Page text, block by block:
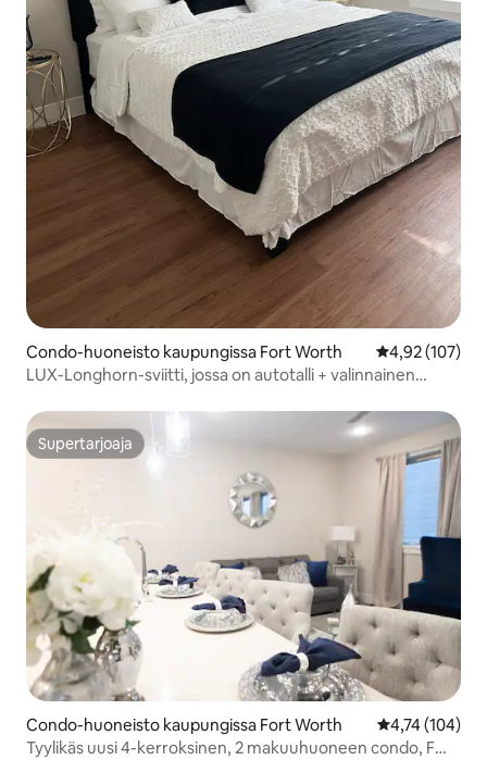
Condo-huoneisto kaupungissa Fort Worth
4,92 (107)
LUX-Longhorn-sviitti, jossa on autotalli + valinnainen
Supertarjoaja
Supertarjoaja
Condo-huoneisto kaupungissa Fort Worth
4,74 (104)
Tyylikäs uusi 4-kerroksinen, 2 makuuhuoneen condo, FW